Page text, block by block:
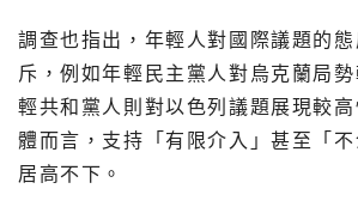
調查也指出，年輕人對國際議題的
斥，例如年輕民主黨人對烏克蘭局
輕共和黨人則對以色列議題展現較
體而言，支持「有限介入」甚至「
居高不下。